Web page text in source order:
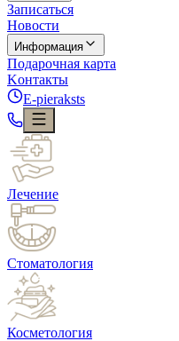
Записаться
Новости
Информация
Подарочная карта
Kонтакты
E-pieraksts
Лечение
Стоматология
Косметология